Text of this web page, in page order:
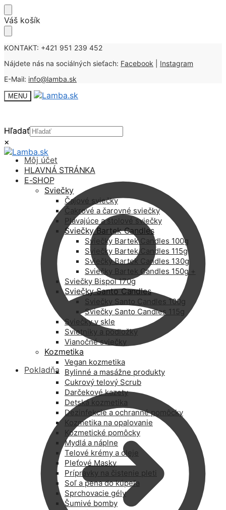
Skip
to
Skip
to
Váš košík
KONTAKT: +421 951 239 452
Nájdete nás na sociálných sieťach: Facebook
Instagram
E-Mail: info@lamba.sk
MENU
Hľadať
×
Môj účet
Pokladňa
Hľadať
×
HLAVNÁ STRÁNKA
E-SHOP
Sviečky
Čajové sviečky
Čakrové a čarovné sviečky
Plávajúce a stolové sviečky
Sviečky Bartek Candles
Sviečky Bartek Candles 100g
Sviečky Bartek Candles 115g
Sviečky Bartek Candles 130g
Sviečky Bartek Candles 150g +
Sviečky Bispol 170g
Sviečky Santo Candles
Sviečky Santo Candles 100g
Sviečky Santo Candles 115g
Sviečky v skle
Svietniky a podložky
Vianočné sviečky
Kozmetika
Vegan kozmetika
Bylinné a masážne produkty
Cukrový telový Scrub
Darčekové kazety
Detská kozmetika
Dezinfekcie a ochranné pomôcky
Kozmetika na opalovanie
Kozmetické pomôcky
Mydlá a náplne
Telové krémy a oleje
Pleťové Masky
Prípravky na čistenie pleti
Soľ a pena do kúpeľa
Sprchovacie gély
Šumivé bomby